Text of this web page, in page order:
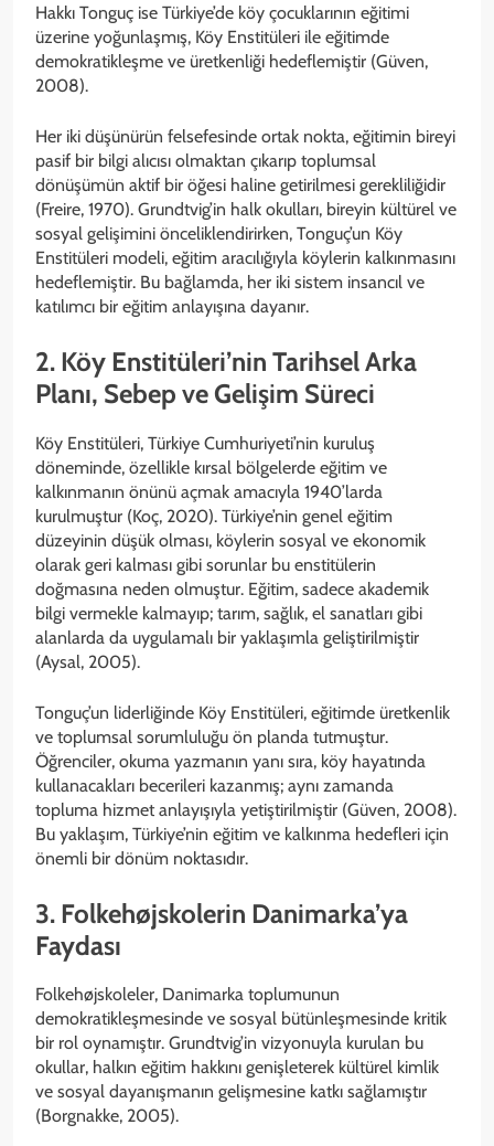
Hakkı Tonguç ise Türkiye’de köy çocuklarının eğitimi
üzerine yoğunlaşmış, Köy Enstitüleri ile eğitimde
demokratikleşme ve üretkenliği hedeflemiştir (Güven,
2008).
Her iki düşünürün felsefesinde ortak nokta, eğitimin bireyi
pasif bir bilgi alıcısı olmaktan çıkarıp toplumsal
dönüşümün aktif bir öğesi haline getirilmesi gerekliliğidir
(Freire, 1970). Grundtvig’in halk okulları, bireyin kültürel ve
sosyal gelişimini önceliklendirirken, Tonguç’un Köy
Enstitüleri modeli, eğitim aracılığıyla köylerin kalkınmasını
hedeflemiştir. Bu bağlamda, her iki sistem insancıl ve
katılımcı bir eğitim anlayışına dayanır.
2. Köy Enstitüleri’nin Tarihsel Arka
Planı, Sebep ve Gelişim Süreci
Köy Enstitüleri, Türkiye Cumhuriyeti’nin kuruluş
döneminde, özellikle kırsal bölgelerde eğitim ve
kalkınmanın önünü açmak amacıyla 1940’larda
kurulmuştur (Koç, 2020). Türkiye’nin genel eğitim
düzeyinin düşük olması, köylerin sosyal ve ekonomik
olarak geri kalması gibi sorunlar bu enstitülerin
doğmasına neden olmuştur. Eğitim, sadece akademik
bilgi vermekle kalmayıp; tarım, sağlık, el sanatları gibi
alanlarda da uygulamalı bir yaklaşımla geliştirilmiştir
(Aysal, 2005).
Tonguç’un liderliğinde Köy Enstitüleri, eğitimde üretkenlik
ve toplumsal sorumluluğu ön planda tutmuştur.
Öğrenciler, okuma yazmanın yanı sıra, köy hayatında
kullanacakları becerileri kazanmış; aynı zamanda
topluma hizmet anlayışıyla yetiştirilmiştir (Güven, 2008).
Bu yaklaşım, Türkiye’nin eğitim ve kalkınma hedefleri için
önemli bir dönüm noktasıdır.
3. Folkehøjskolerin Danimarka’ya
Faydası
Folkehøjskoleler, Danimarka toplumunun
demokratikleşmesinde ve sosyal bütünleşmesinde kritik
bir rol oynamıştır. Grundtvig’in vizyonuyla kurulan bu
okullar, halkın eğitim hakkını genişleterek kültürel kimlik
ve sosyal dayanışmanın gelişmesine katkı sağlamıştır
(Borgnakke, 2005).